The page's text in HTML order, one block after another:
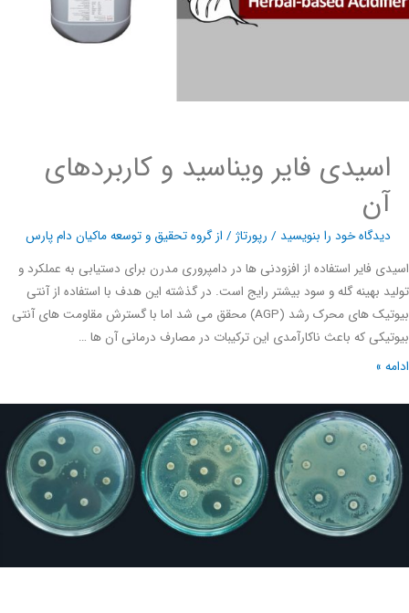
اسیدی فایر ویناسید و کاربردهای
آن
دیدگاه‌ خود را بنویسید/رپورتاژ/ از گروه تحقیق و توسعه ماکیان دام پارس
فایر استفاده از افزودنی ها در دامپروری مدرن برای دستیابی به عملکرد و
بهینه گله و سود بیشتر رایج است. در گذشته این هدف با استفاده از آنتی
بیوتیک های محرک رشد (AGP) محقق می شد اما با گسترش مقاومت های آنتی
که باعث ناکارآمدی این ترکیبات در مصارف درمانی آن ها …
»